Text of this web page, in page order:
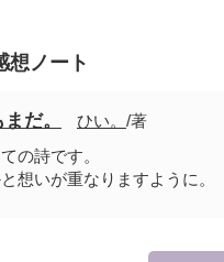
想ノート
だ。 ひい。 /著
の詩です。
想いが重なりますように。